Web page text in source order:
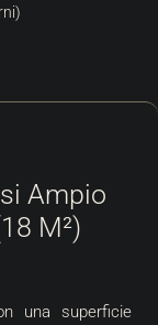
Ampio
M²)
una superficie